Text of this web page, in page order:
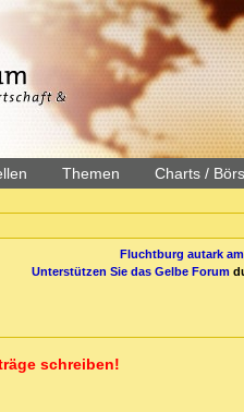
Themen Charts /
Fluchtburg autark am
Unterstützen Sie das Gelbe Forum
schreiben!